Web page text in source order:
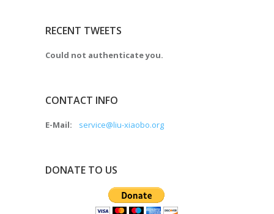
RECENT TWEETS
Could not authenticate you.
CONTACT INFO
E-Mail: service@liu-xiaobo.org
DONATE TO US